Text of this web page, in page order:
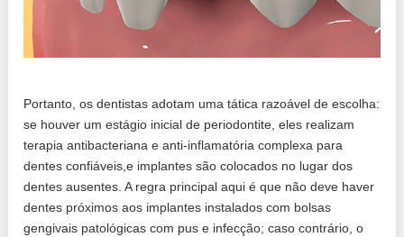
Portanto, os dentistas adotam uma tática razoável de escolha:
se houver um estágio inicial de periodontite, eles realizam
terapia antibacteriana e anti-inflamatória complexa para
dentes confiáveis,e implantes são colocados no lugar dos
dentes ausentes. A regra principal aqui é que não deve haver
dentes próximos aos implantes instalados com bolsas
gengivais patológicas com pus e infecção; caso contrário, o